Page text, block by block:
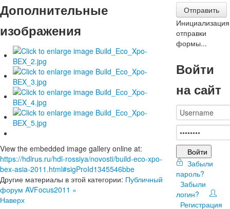
Дополнительные
изображения
View the embedded image gallery online at:
https://hdlrus.ru/hdl-rossiya/novosti/build-eco-xpo-
bex-asia-2011.html#sigProId1345546bbe
Другие материалы в этой категории: Публичный
форум AVFocus2011 »
Наверх
Отправить
Инициализация
отправки
формы...
Войти
на сайт
Войти
Забыли
пароль?
Забыли
логин?
Регистрация